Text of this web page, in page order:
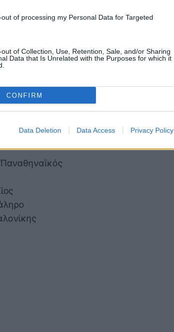
of processing my Personal Data for Targeted
of Collection, Use, Retention, Sale, and/or Sharing
Data that Is Unrelated with the Purposes for which it
CONFIRM
Data Deletion Data Access Privacy Policy
στη συνέχεια διαμορφώνονται